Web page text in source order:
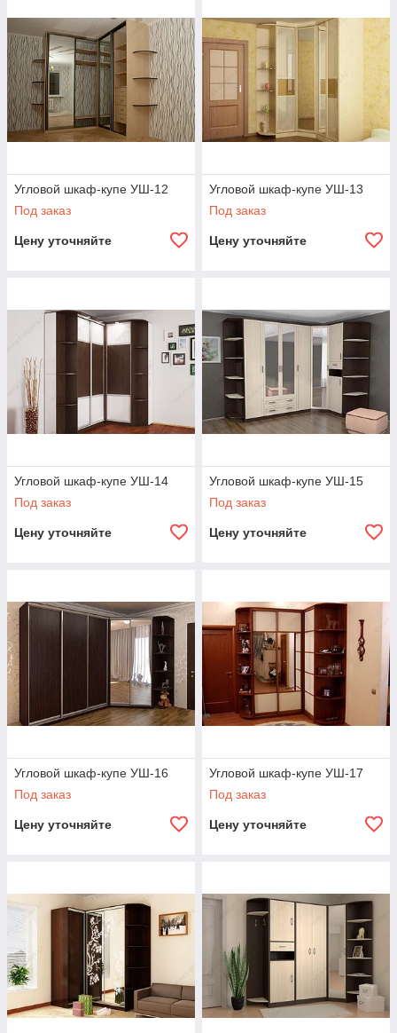
Угловой шкаф-купе УШ-12
Под заказ
Цену уточняйте
Угловой шкаф-купе УШ-13
Под заказ
Цену уточняйте
Угловой шкаф-купе УШ-14
Под заказ
Цену уточняйте
Угловой шкаф-купе УШ-15
Под заказ
Цену уточняйте
Угловой шкаф-купе УШ-16
Под заказ
Цену уточняйте
Угловой шкаф-купе УШ-17
Под заказ
Цену уточняйте